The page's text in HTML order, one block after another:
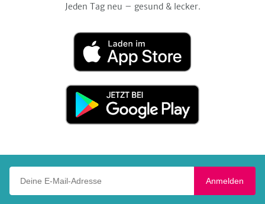
Jeden Tag neu – gesund & lecker.
Laden
im
App
Jetzt
Google
Anmelden